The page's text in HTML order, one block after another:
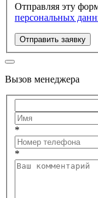
Отправляя эту
персональных
Отправить заявку
Вызов менеджера
*
*